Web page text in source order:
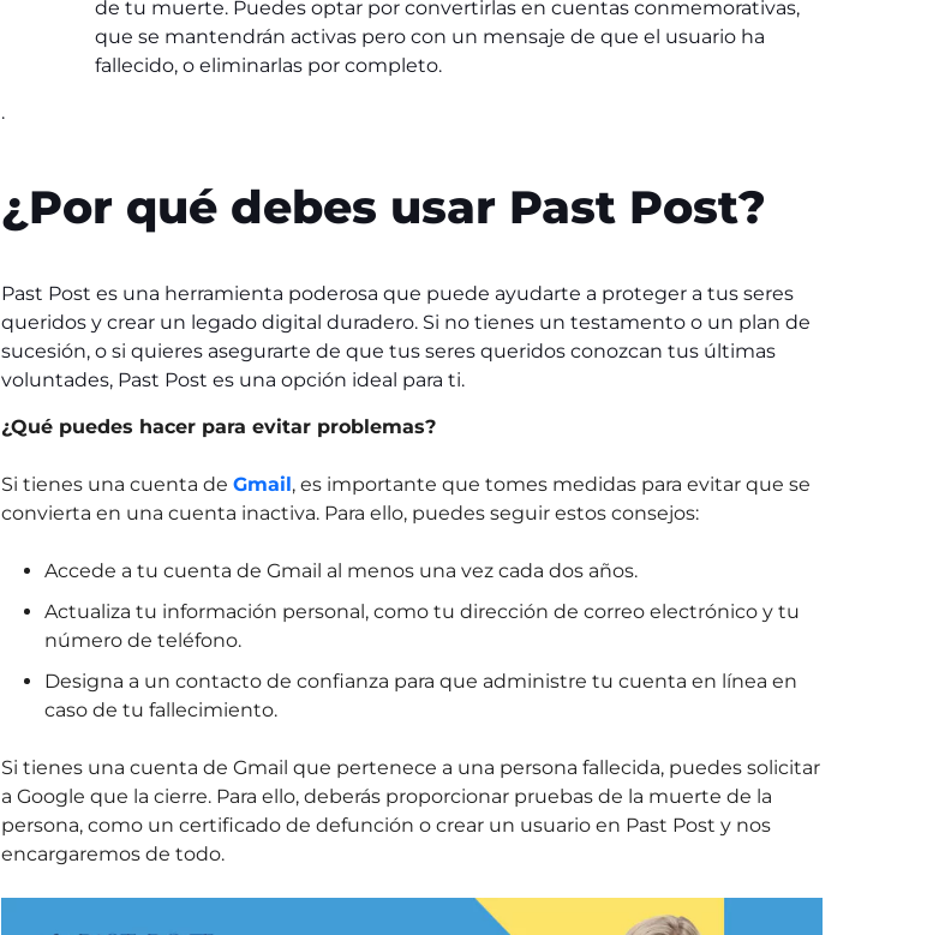
de tu muerte. Puedes optar por convertirlas en cuentas conmemorativas,
que se mantendrán activas pero con un mensaje de que el usuario ha
fallecido, o eliminarlas por completo.
.
¿Por qué debes usar Past Post?
Past Post es una herramienta poderosa que puede ayudarte a proteger a tus seres
queridos y crear un legado digital duradero. Si no tienes un testamento o un plan de
sucesión, o si quieres asegurarte de que tus seres queridos conozcan tus últimas
voluntades, Past Post es una opción ideal para ti.
¿Qué puedes hacer para evitar problemas?
Si tienes una cuenta de Gmail, es importante que tomes medidas para evitar que se
convierta en una cuenta inactiva. Para ello, puedes seguir estos consejos:
Accede a tu cuenta de Gmail al menos una vez cada dos años.
Actualiza tu información personal, como tu dirección de correo electrónico y tu
número de teléfono.
Designa a un contacto de confianza para que administre tu cuenta en línea en
caso de tu fallecimiento.
Si tienes una cuenta de Gmail que pertenece a una persona fallecida, puedes solicitar
a Google que la cierre. Para ello, deberás proporcionar pruebas de la muerte de la
persona, como un certificado de defunción o crear un usuario en Past Post y nos
encargaremos de todo.